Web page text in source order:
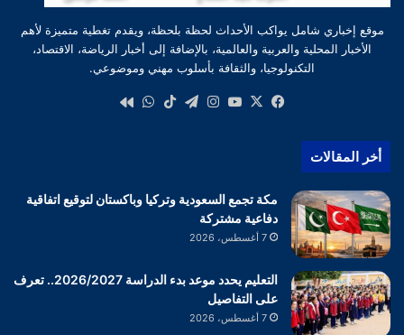
موقع إخباري شامل يواكب الأحداث لحظة بلحظة، ويقدم تغطية متميزة لأهم
الأخبار المحلية والعربية والعالمية، بالإضافة إلى أخبار الرياضة، الاقتصاد،
التكنولوجيا، والثقافة بأسلوب مهني وموضوعي.
فيسبوك
‫X
‫YouTube
انستقرام
تيلقرام‫TikTokواتساب
أخر المقالات
مكة تجمع السعودية وتركيا وباكستان لتوقيع اتفاقية
دفاعية مشتركة
7 أغسطس، 2026
التعليم يحدد موعد بدء الدراسة 2026/2027.. تعرف
على التفاصيل
7 أغسطس، 2026